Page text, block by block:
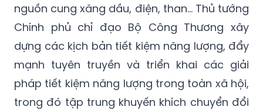
nguồn cung xăng dầu, điện, than... Thủ tướng
Chính phủ chỉ đạo Bộ Công Thương xây
dựng các kịch bản tiết kiệm năng lượng, đẩy
mạnh tuyên truyền và triển khai các giải
pháp tiết kiệm năng lượng trong toàn xã hội,
trong đó tập trung khuyến khích chuyển đổi